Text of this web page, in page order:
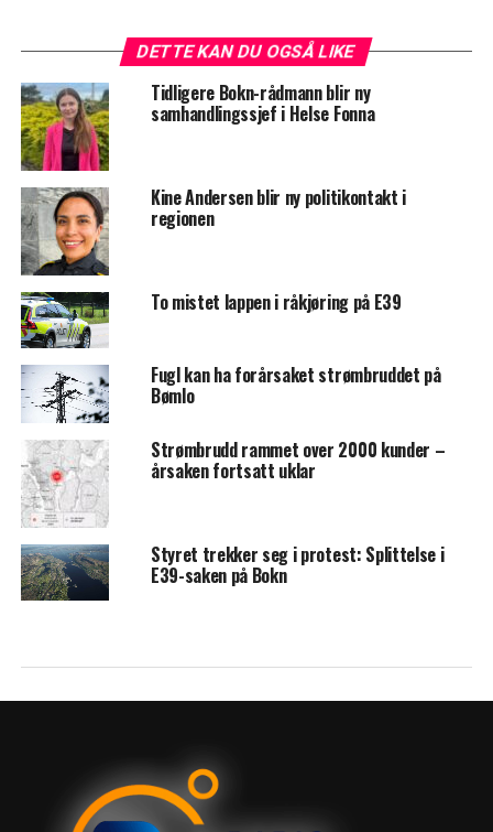
DETTE KAN DU OGSÅ LIKE
Tidligere Bokn-rådmann blir ny
samhandlingssjef i Helse Fonna
Kine Andersen blir ny politikontakt i
regionen
To mistet lappen i råkjøring på E39
Fugl kan ha forårsaket strømbruddet på
Bømlo
Strømbrudd rammet over 2000 kunder –
årsaken fortsatt uklar
Styret trekker seg i protest: Splittelse i
E39-saken på Bokn